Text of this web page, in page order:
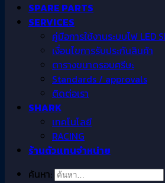
SPARE PARTS
SERVICES
คู่มือการใช้งานระบบไฟ LED
เงื่อนไขการรับประกันสินค้า
ตารางขนาดรอบศรีษะ
Standards / approvals
ติดต่อเรา
SHARK
เทคโนโลยี
RACING
ร้านตัวแทนจำหน่าย
ค้นหา: